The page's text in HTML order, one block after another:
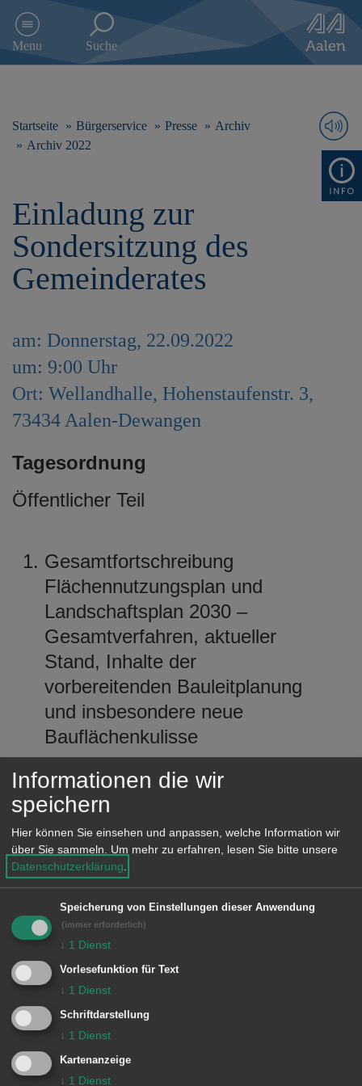
e
Menu Suche
Startseite Bürgerservice Presse
Archiv
Archiv 2022
Einladung zur
Sondersitzung des
Gemeinderates
am: Donnerstag, 22.09.2022
um: 9:00 Uhr
Ort: Wellandhalle, Hohenstaufenstr. 3,
73434 Aalen-Dewangen
Tagesordnung
Öffentlicher Teil
Gesamtfortschreibung
Flächennutzungsplan und
Landschaftsplan 2030 –
Gesamtverfahren, aktueller
Stand, Inhalte der
vorbereitenden Bauleitplanung
und insbesondere neue
Bauflächenkulisse
12:00 – 13:00 Uhr Mittagspause
Landschaftsplan im Zuge der
FNP-Gesamtfortschreibung
2030 – Zielsetzungen, Inhalte
und Verfahren
Aalen, 05.09.2022
Brütting
Oberbürgermeister
Hinweis:Alle Räumlichkeiten sind
Informationen die wir
speichern
Hier können Sie einsehen und anpassen, welche Information wir
über Sie sammeln. Um mehr zu erfahren, lesen Sie bitte unsere
Datenschutzerklärung.
Speicherung von Einstellungen dieser Anwendung
(immer erforderlich)
↓ 1 Dienst
Vorlesefunktion für Text
↓ 1 Dienst
Schriftdarstellung
↓ 1 Dienst
Kartenanzeige
↓ 1 Dienst